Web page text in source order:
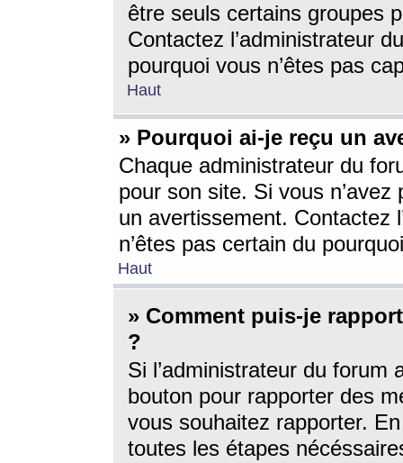
être seuls certains groupes
Contactez l’administrateur
pourquoi vous n’êtes pas
Haut
» Pourquoi ai-je reçu un
Chaque administrateur du
pour son site. Si vous
un avertissement. Contactez
n’êtes pas certain du
Haut
» Comment puis-je
?
Si l’administrateur du forum
bouton pour rapporter des
vous souhaitez rapporter.
toutes les étapes